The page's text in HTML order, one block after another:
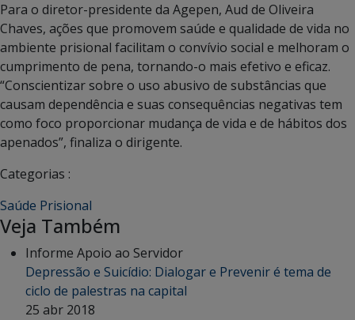
Para o diretor-presidente da Agepen, Aud de Oliveira
Chaves, ações que promovem saúde e qualidade de vida no
ambiente prisional facilitam o convívio social e melhoram o
cumprimento de pena, tornando-o mais efetivo e eficaz.
“Conscientizar sobre o uso abusivo de substâncias que
causam dependência e suas consequências negativas tem
como foco proporcionar mudança de vida e de hábitos dos
apenados”, finaliza o dirigente.
Categorias :
Saúde Prisional
Veja Também
Informe Apoio ao Servidor
Depressão e Suicídio: Dialogar e Prevenir é tema de
ciclo de palestras na capital
25 abr 2018